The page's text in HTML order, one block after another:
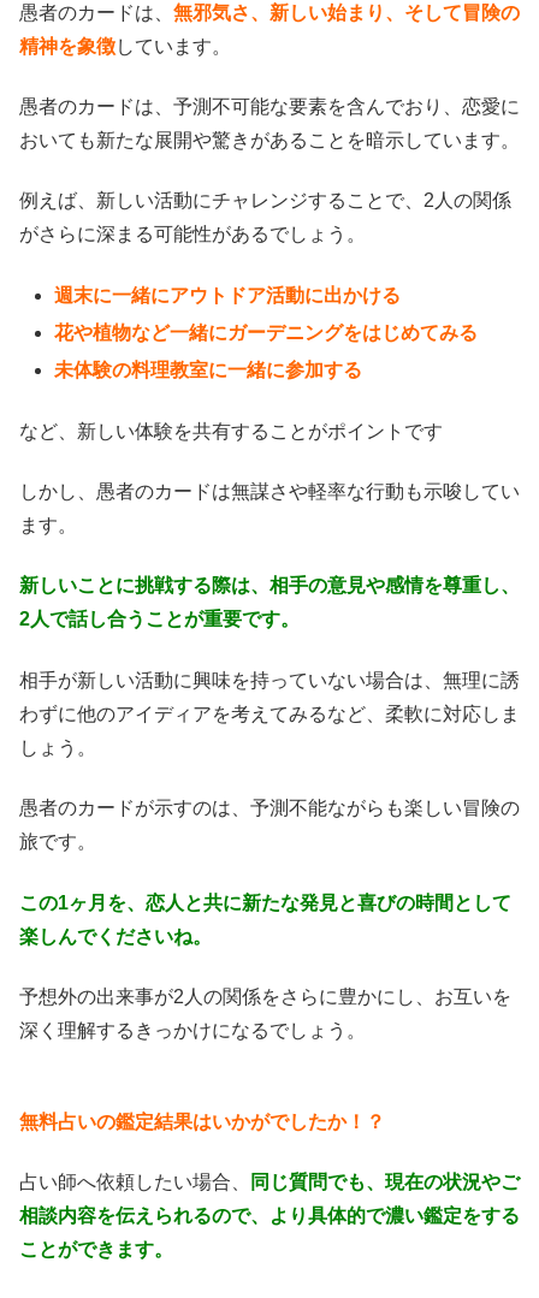
愚者のカードは、 無邪気さ、新しい始まり、そして冒険の
精神を象徴しています。
愚者のカードは、予測不可能な要素を含んでおり、恋愛に
おいても新たな展開や驚きがあることを暗示しています。
例えば、新しい活動にチャレンジすることで、2人の関係
がさらに深まる可能性があるでしょう。
週末に一緒にアウトドア活動に出かける
花や植物など一緒にガーデニングをはじめてみる
未体験の料理教室に一緒に参加する
など、新しい体験を共有することがポイントです
しかし、愚者のカードは無謀さや軽率な行動も示唆してい
ます。
新しいことに挑戦する際は、相手の意見や感情を尊重し、
2人で話し合うことが重要です。
相手が新しい活動に興味を持っていない場合は、無理に誘
わずに他のアイディアを考えてみるなど、柔軟に対応しま
しょう。
愚者のカードが示すのは、予測不能ながらも楽しい冒険の
旅です。
こ の1ヶ月を、恋人と共に新たな発見と喜びの時間として
楽しんでくださいね。
予想外の出来事が2人の関係をさらに豊かにし、お互いを
深く理解するきっかけになるでしょう。
無料占いの鑑定結果はいかがでしたか！？
占い師へ依頼したい場合、
同じ質問でも、現在の状況やご
相談内容を伝えられるので、より具体的で濃い鑑定をする
ことができます。